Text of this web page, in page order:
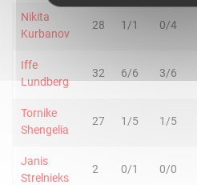
Nikita
Kurbanov
28 1/1 0/4
Iffe
Lundberg
32 6/6 3/6
Tornike
Shengelia
27 1/5 1/5
Janis
Strelnieks
2 0/1 0/0